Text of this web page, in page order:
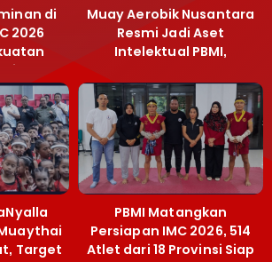
di
2026
Muay Aerobik Nusantara
Resmi Jadi Aset
Intelektual PBMI,
Terobosan Bangun
Grassroots
Target
PBMI Matangkan
Persiapan IMC 2026, 514
Atlet dari 18 Provinsi Siap